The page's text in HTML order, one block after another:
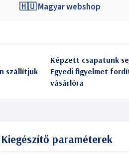
🇭🇺 Magyar webshop
szállítjuk
Képzett csapatunk
Egyedi figyelmet
vásárlóra
Kiegészítő paraméterek